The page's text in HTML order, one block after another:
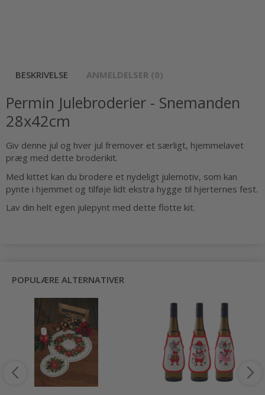
BESKRIVELSE ANMELDELSER (0)
Permin Julebroderier - Snemanden
28x42cm
Giv denne jul og hver jul fremover et særligt, hjemmelavet
præg med dette broderikit.
Med kittet kan du brodere et nydeligt julemotiv, som kan
pynte i hjemmet og tilføje lidt ekstra hygge til hjerternes fest.
Lav din helt egen julepynt med dette flotte kit.
POPULÆRE ALTERNATIVER